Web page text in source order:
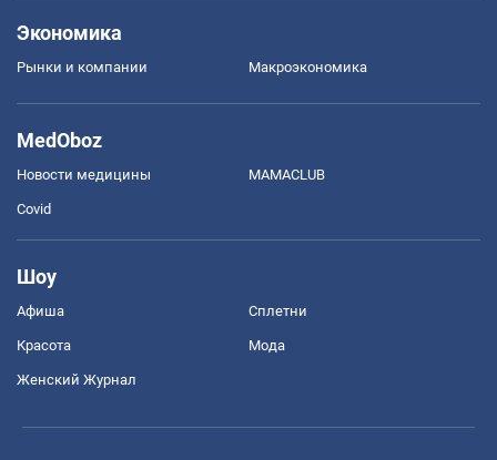
Экономика
Рынки и компании Mакроэкономика
MedOboz
Новости медицины MAMACLUB
Covid
Шоу
Афиша Сплетни
Красота Мода
Женский Журнал